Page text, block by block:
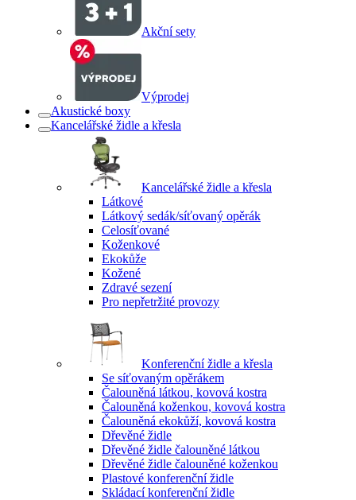
Akční sety
Výprodej
Akustické boxy
Kancelářské židle a křesla
Kancelářské židle a křesla
Látkové
Látkový sedák/síťovaný opěrák
Celosíťované
Koženkové
Ekokůže
Kožené
Zdravé sezení
Pro nepřetržité provozy
Konferenční židle a křesla
Se síťovaným opěrákem
Čalouněná látkou, kovová kostra
Čalouněná koženkou, kovová kostra
Čalouněná ekokůží, kovová kostra
Dřevěné židle
Dřevěné židle čalouněné látkou
Dřevěné židle čalouněné koženkou
Plastové konferenční židle
Skládací konferenční židle